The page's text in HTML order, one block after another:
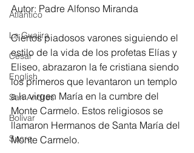
Atlántico
La Guajira
Cesar
English
San Andres
Bolívar
Sucre
Autor: Padre Alfonso Miranda
Ciertos piadosos varones siguiendo el
estilo de la vida de los profetas Elías y
Eliseo, abrazaron la fe cristiana siendo
los primeros que levantaron un templo
a la virgen María en la cumbre del
Monte Carmelo. Estos religiosos se
llamaron Hermanos de Santa María del
Monte Carmelo.